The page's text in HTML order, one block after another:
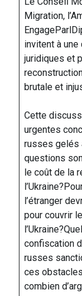
Migration,
invitent à
juridiques et
brutale et
Cette
urgentes
russes gelés
questions
le coût de la
l’étranger
pour couvrir
confiscation
russes
ces
combien